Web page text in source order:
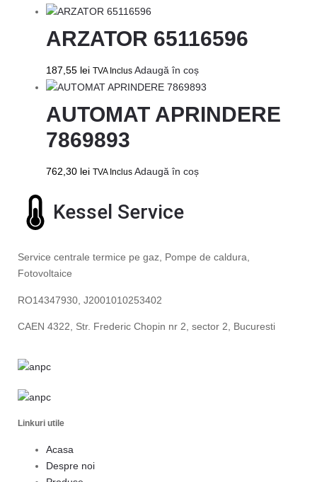
ARZATOR 65116596
187,55 lei TVA Inclus Adaugă în coș
AUTOMAT APRINDERE
7869893
762,30 lei TVA Inclus Adaugă în coș
Kessel Service
Service centrale termice pe gaz, Pompe de caldura,
Fotovoltaice
RO14347930, J2001010253402
CAEN 4322, Str. Frederic Chopin nr 2, sector 2, Bucuresti
Linkuri utile
Acasa
Despre noi